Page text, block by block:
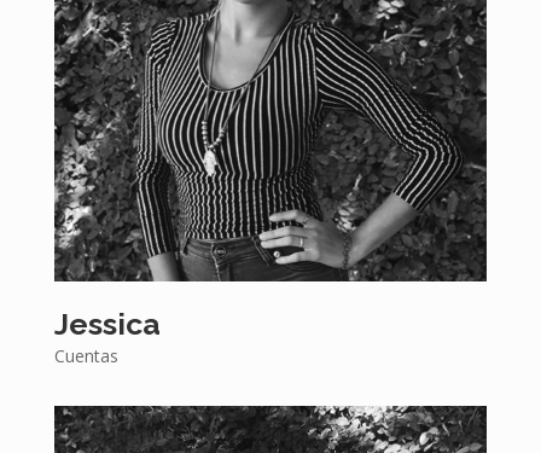
Jessica
Cuentas